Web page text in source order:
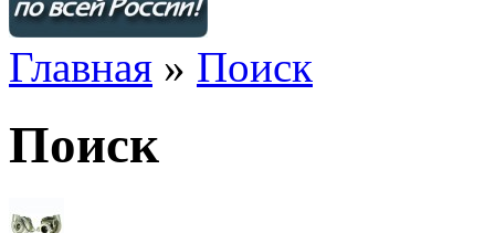
Главная » Поиск
Поиск